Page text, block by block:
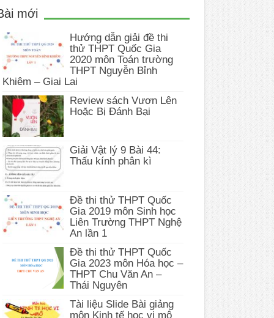
mới
Hướng dẫn giải đề thi
thử THPT Quốc Gia
2020 môn Toán trường
THPT Nguyễn Bỉnh
Khiêm – Giai Lai
Review sách Vươn Lên
Hoặc Bị Đánh Bại
Giải Vật lý 9 Bài 44:
Thấu kính phân kì
Đề thi thử THPT Quốc
Gia 2019 môn Sinh học
Liên Trường THPT Nghệ
An lần 1
Đề thi thử THPT Quốc
Gia 2023 môn Hóa học –
THPT Chu Văn An –
Thái Nguyên
Tài liệu Slide Bài giảng
môn Kinh tế học vi mô